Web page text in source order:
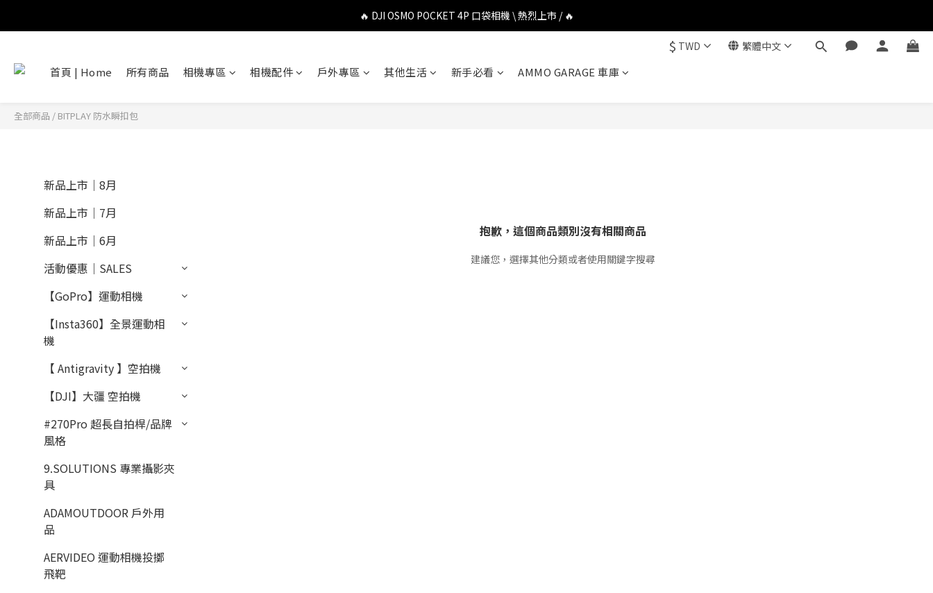
🔥 DJI OSMO POCKET 4P 口袋相機 \ 熱烈上市 / 🔥
🔥 Insta360 GO Ultra Hello Kitty 聯名限定套裝 \ 時尚上市 / 🔥
$ TWD 繁體中文
首頁 | Home 所有商品 相機專區 相機配件 戶外專區 其他生活 新手必看 AMMO GARAGE 車庫
全部商品 / BITPLAY 防水瞬扣包
新品上市｜8月
新品上市｜7月
新品上市｜6月
活動優惠｜SALES
【GoPro】運動相機
【Insta360】全景運動相
機
【 Antigravity 】空拍機
【DJI】大疆 空拍機
#270Pro 超長自拍桿/品牌
風格
9.SOLUTIONS 專業攝影夾
具
ADAMOUTDOOR 戶外用
品
AERVIDEO 運動相機投擲
飛靶
抱歉，這個商品類別沒有相關商品
建議您，選擇其他分類或者使用關鍵字搜尋